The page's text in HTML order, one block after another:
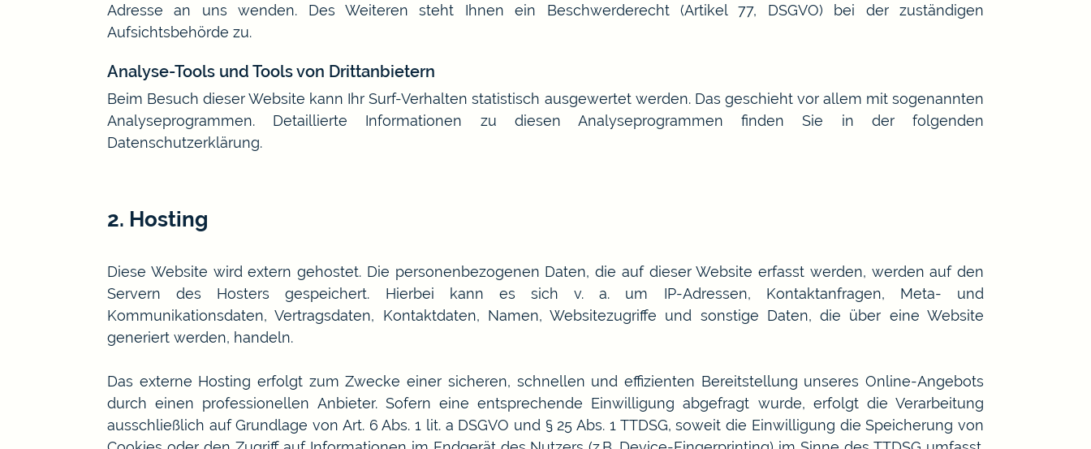
Adresse an uns wenden. Des Weiteren steht Ihnen ein Beschwerderecht (Artikel 77, DSGVO) bei der zuständigen
Aufsichtsbehörde zu.
Analyse-Tools und Tools von Drittanbietern
Beim Besuch dieser Website kann Ihr Surf-Verhalten statistisch ausgewertet werden. Das geschieht vor allem mit sogenannten
Analyseprogrammen. Detaillierte Informationen zu diesen Analyseprogrammen finden Sie in der folgenden
Datenschutzerklärung.
2. Hosting
Diese Website wird extern gehostet. Die personenbezogenen Daten, die auf dieser Website erfasst werden, werden auf den
Servern des Hosters gespeichert. Hierbei kann es sich v. a. um IP-Adressen, Kontaktanfragen, Meta- und
Kommunikationsdaten, Vertragsdaten, Kontaktdaten, Namen, Websitezugriffe und sonstige Daten, die über eine Website
generiert werden, handeln.
Das externe Hosting erfolgt zum Zwecke einer sicheren, schnellen und effizienten Bereitstellung unseres Online-Angebots
durch einen professionellen Anbieter. Sofern eine entsprechende Einwilligung abgefragt wurde, erfolgt die Verarbeitung
ausschließlich auf Grundlage von Art. 6 Abs. 1 lit. a DSGVO und § 25 Abs. 1 TTDSG, soweit die Einwilligung die Speicherung von